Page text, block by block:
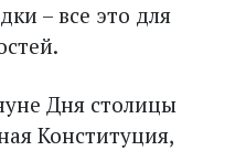
– все это для
Дня столицы
Конституция,